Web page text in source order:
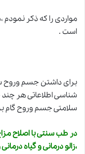
مواردی را که ذکر نمودم
است .
برای داشتن جسم وروح
شناسی اطلاعاتی هر چند
سلامتی جسم وروح گام
در طب سنتی با اصلاح
،زالو درمانی و گیاه